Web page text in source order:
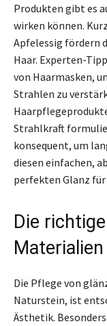
Produkten gibt es
wirken können.
Apfelessig fördern
Haar. Experten-
von Haarmasken,
Strahlen zu
Strahlkraft
konsequent, um
diesen einfachen,
perfekten Glanz für
Die
Materialien
Die Pflege von
Naturstein, ist
Ästhetik.